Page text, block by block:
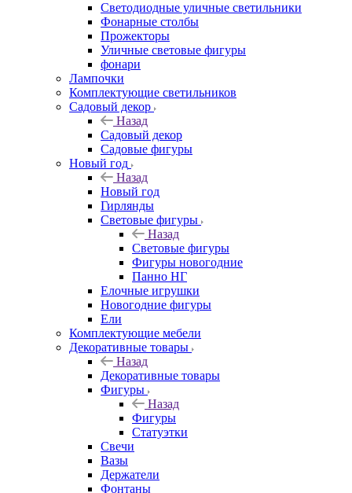
Светодиодные уличные светильники
Фонарные столбы
Прожекторы
Уличные световые фигуры
фонари
Лампочки
Комплектующие светильников
Садовый декор
Назад
Садовый декор
Садовые фигуры
Новый год
Назад
Новый год
Гирлянды
Световые фигуры
Назад
Световые фигуры
Фигуры новогодние
Панно НГ
Елочные игрушки
Новогодние фигуры
Ели
Комплектующие мебели
Декоративные товары
Назад
Декоративные товары
Фигуры
Назад
Фигуры
Статуэтки
Свечи
Вазы
Держатели
Фонтаны